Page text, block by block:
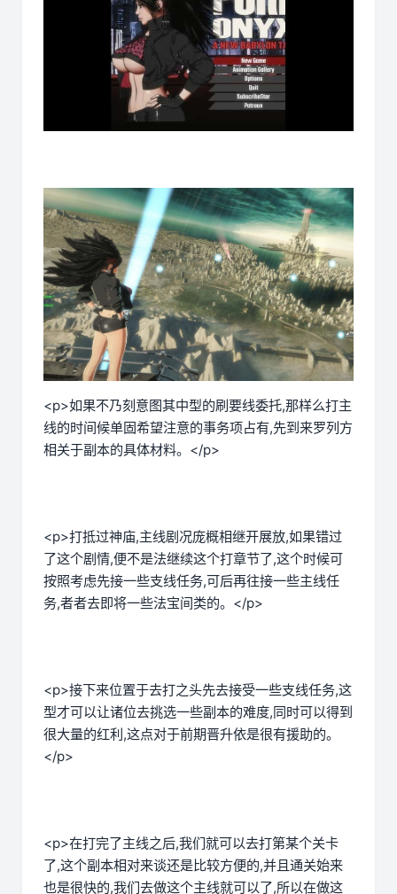
<p>如果不乃刻意图其中型的刷要线委托,那样么打主
线的时间候单固希望注意的事务项占有,先到来罗列方
相关于副本的具体材料。</p>
<p>打抵过神庙,主线剧况庞概相继开展放,如果错过
了这个剧情,便不是法继续这个打章节了,这个时候可
按照考虑先接一些支线任务,可后再往接一些主线任
务,者者去即将一些法宝间类的。</p>
<p>接下来位置于去打之头先去接受一些支线任务,这
型才可以让诸位去挑选一些副本的难度,同时可以得到
很大量的红利,这点对于前期晋升依是很有援助的。
</p>
<p>在打完了主线之后,我们就可以去打第某个关卡
了,这个副本相对来谈还是比较方便的,并且通关始来
也是很快的,我们去做这个主线就可以了,所以在做这